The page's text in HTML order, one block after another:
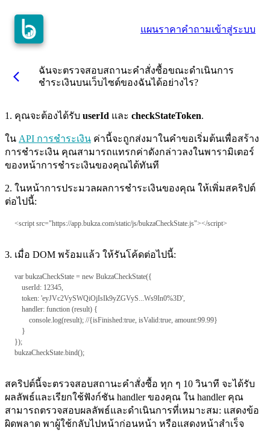
แผนราคาคำถามเข้าสู่ระบบ
arrow_back_ios
ฉันจะตรวจสอบสถานะคำสั่งซื้อขณะดำเนินการ
ชำระเงินบนเว็บไซต์ของฉันได้อย่างไร?
1. คุณจะต้องได้รับ userId และ checkStateToken.
ใน API การชำระเงิน ค่านี้จะถูกส่งมาในคำขอเริ่มต้นเพื่อสร้าง
การชำระเงิน คุณสามารถแทรกค่าดังกล่าวลงในพารามิเตอร์
ของหน้าการชำระเงินของคุณได้ทันที
2. ในหน้าการประมวลผลการชำระเงินของคุณ ให้เพิ่มสคริปต์
ต่อไปนี้:
<script src="https://app.bukza.com/static/js/bukzaCheckState.js"></script>
3. เมื่อ DOM พร้อมแล้ว ให้รันโค้ดต่อไปนี้:
var bukzaCheckState = new BukzaCheckState({
userId: 12345,
token: 'eyJVc2VySWQiOjIsIk9yZGVyS...Ws9In0%3D',
handler: function (result) {
console.log(result); //{isFinished:true, isValid:true, amount:99.99}
}
});
bukzaCheckState.bind();
สคริปต์นี้จะตรวจสอบสถานะคำสั่งซื้อ ทุก ๆ 10 วินาที จะได้รับ
ผลลัพธ์และเรียกใช้ฟังก์ชัน handler ของคุณ ใน handler คุณ
สามารถตรวจสอบผลลัพธ์และดำเนินการที่เหมาะสม: แสดงข้อ
ผิดพลาด พาผู้ใช้กลับไปหน้าก่อนหน้า หรือแสดงหน้าสำเร็จ